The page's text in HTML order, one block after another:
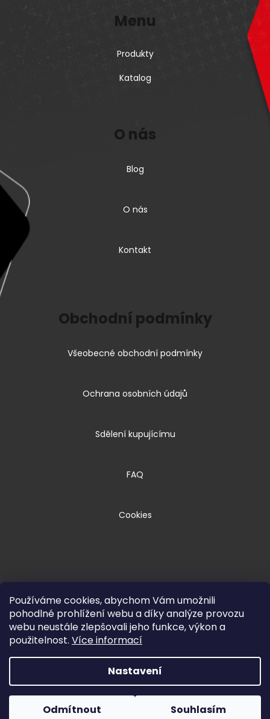
Používáme cookies, abychom Vám umožnili
pohodlné prohlížení webu a díky analýze provozu
webu neustále zlepšovali jeho funkce, výkon a
použitelnost. Více informací
Nastavení
Odmítnout Souhlasím
Menu
Produkty
Katalog
O nás
Blog
O nás
Kontakt
Obchodní podmínky
Všeobecné obchodní podmínky
Ochrana osobních údajů
Sdělení kupujícímu
FAQ
Cookies
Vytvořil Shoptet Premium
Copyright 2026HPM TEC, s.r.o.
. Všechna